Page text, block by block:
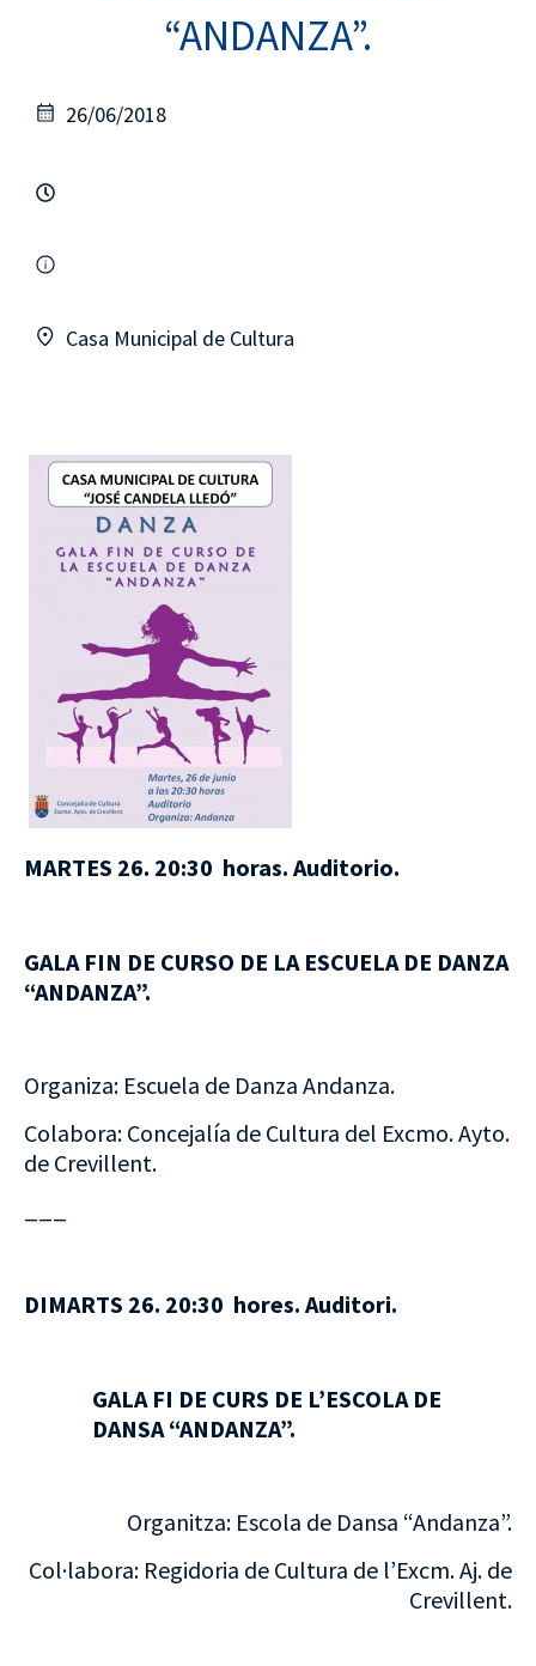
“ANDANZA”.
26/06/2018
Casa Municipal de Cultura
MARTES 26. 20:30 horas. Auditorio.
GALA FIN DE CURSO DE LA ESCUELA DE DANZA
“ANDANZA”.
Organiza: Escuela de Danza Andanza.
Colabora: Concejalía de Cultura del Excmo. Ayto.
de Crevillent.
DIMARTS 26. 20:30 hores. Auditori.
GALA FI DE CURS DE L’ESCOLA DE
DANSA “ANDANZA”.
Organitza: Escola de Dansa “Andanza”.
Col·labora: Regidoria de Cultura de l’Excm. Aj. de
Crevillent.